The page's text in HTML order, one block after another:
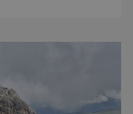
a nekonečnými
di
ráno, kdy první
Brenty